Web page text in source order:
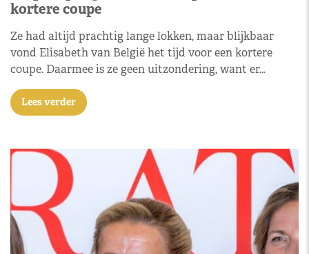
kortere coupe
Ze had altijd prachtig lange lokken, maar blijkbaar
vond Elisabeth van België het tijd voor een kortere
coupe. Daarmee is ze geen uitzondering, want er…
Lees verder